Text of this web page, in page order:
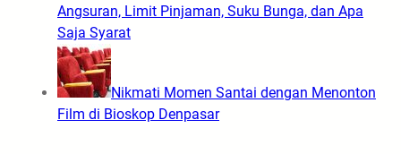
Angsuran, Limit Pinjaman, Suku Bunga, dan Apa
Saja Syarat
Nikmati Momen Santai dengan Menonton
Film di Bioskop Denpasar